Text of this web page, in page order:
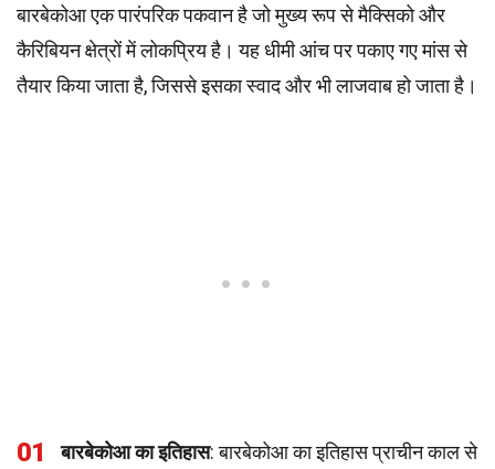
बारबेकोआ एक पारंपरिक पकवान है जो मुख्य रूप से मैक्सिको और
कैरिबियन क्षेत्रों में लोकप्रिय है। यह धीमी आंच पर पकाए गए मांस से
तैयार किया जाता है, जिससे इसका स्वाद और भी लाजवाब हो जाता है।
01 बारबेकोआ का इतिहास: बारबेकोआ का इतिहास प्राचीन काल से